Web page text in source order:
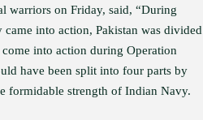
warriors on Friday, said, “During
into action, Pakistan was divided
into action during Operation
have been split into four parts by
formidable strength of Indian Navy.